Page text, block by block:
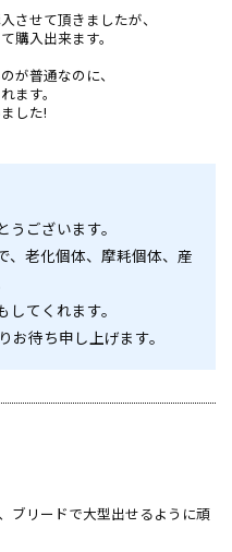
させて頂きましたが、
購入出来ます。
が普通なのに、
ます。
した!
ございます。
、老化個体、摩耗個体、産
てくれます。
お待ち申し上げます。
ブリードで大型出せるように頑